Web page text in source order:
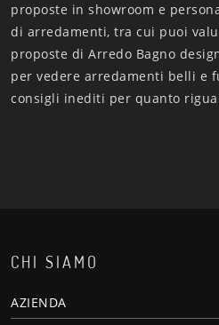
proposte in showroom e
di arredamenti, tra cui puoi
proposte di Arredo Bagno
per vedere arredamenti belli e
consigli inediti per quanto
CHI SIAMO
AZIENDA